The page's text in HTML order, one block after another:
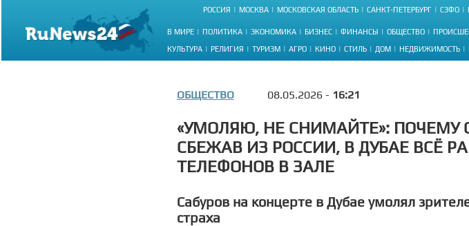
РОССИЯ МОСКВА МОСКОВСКАЯ ОБЛАСТЬ САНКТ-ПЕТЕРБУРГ СЗФО
В МИРЕ ПОЛИТИКА ЭКОНОМИКА БИЗНЕС ФИНАНСЫ ОБЩЕСТВО
КУЛЬТУРА РЕЛИГИЯ ТУРИЗМ АГРО КИНО СТИЛЬ ДОМ НЕДВИЖИМОСТЬ
ОБЩЕСТВО 08.05.2026 - 16:21
«УМОЛЯЮ, НЕ СНИМАЙТЕ»: ПОЧЕМУ
СБЕЖАВ ИЗ РОССИИ, В ДУБАЕ ВСЁ
ТЕЛЕФОНОВ В ЗАЛЕ
Сабуров на концерте в Дубае умолял
страха